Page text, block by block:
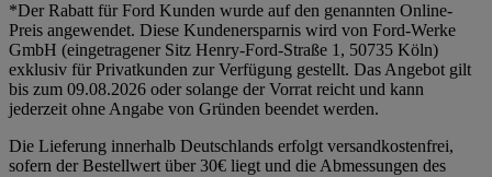
*Der Rabatt für Ford Kunden wurde auf den genannten Online-
Preis angewendet. Diese Kundenersparnis wird von Ford-Werke
GmbH (eingetragener Sitz Henry-Ford-Straße 1, 50735 Köln)
exklusiv für Privatkunden zur Verfügung gestellt. Das Angebot gilt
bis zum 09.08.2026 oder solange der Vorrat reicht und kann
jederzeit ohne Angabe von Gründen beendet werden.
Die Lieferung innerhalb Deutschlands erfolgt versandkostenfrei,
sofern der Bestellwert über 30€ liegt und die Abmessungen des